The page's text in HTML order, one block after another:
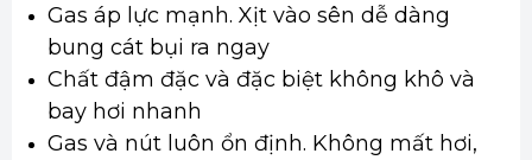
Gas áp lực mạnh. Xịt vào sên dễ dàng
bung cát bụi ra ngay
Chất đậm đặc và đặc biệt không khô và
bay hơi nhanh
Gas và nút luôn ổn định. Không mất hơi,